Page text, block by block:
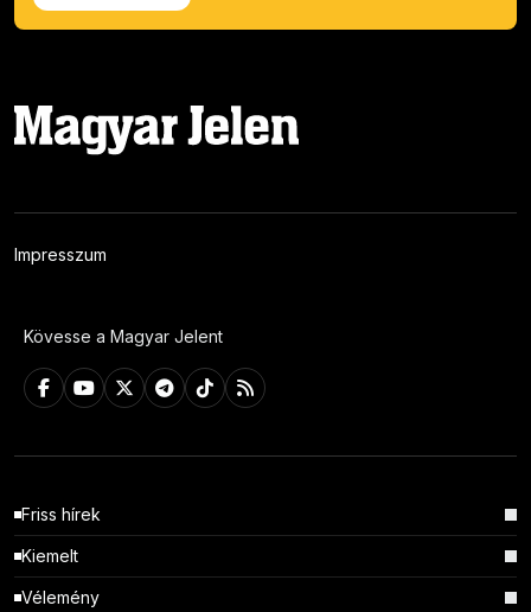
Impresszum
Kövesse a Magyar Jelent
Friss hírek
Kiemelt
Vélemény